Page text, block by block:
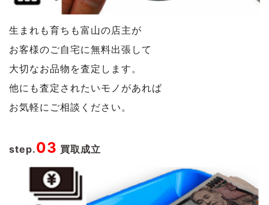
生まれも育ちも富山の店主が
お客様のご自宅に無料出張して
大切なお品物を査定します。
他にも査定されたいモノがあれば
お気軽にご相談ください。
step.03 買取成立